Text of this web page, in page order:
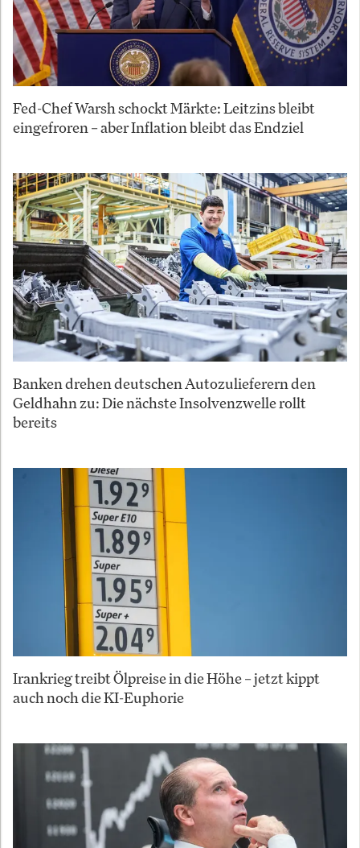
Fed-Chef Warsh schockt Märkte: Leitzins bleibt
eingefroren – aber Inflation bleibt das Endziel
Banken drehen deutschen Autozulieferern den
Geldhahn zu: Die nächste Insolvenzwelle rollt
bereits
Irankrieg treibt Ölpreise in die Höhe – jetzt kippt
auch noch die KI-Euphorie